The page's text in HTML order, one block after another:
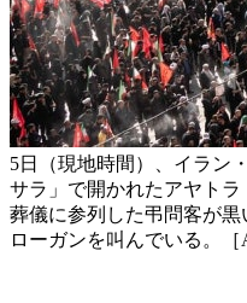
5日（現地時間）、イラン
サラ」で開かれたアヤト
葬儀に参列した弔問客が
ローガンを叫んでいる。［